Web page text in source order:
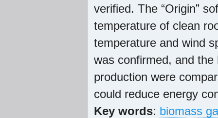
verified. The “Origin”
temperature of clean
temperature and wind
was confirmed, and
production were
could reduce energy
Key words: biomass